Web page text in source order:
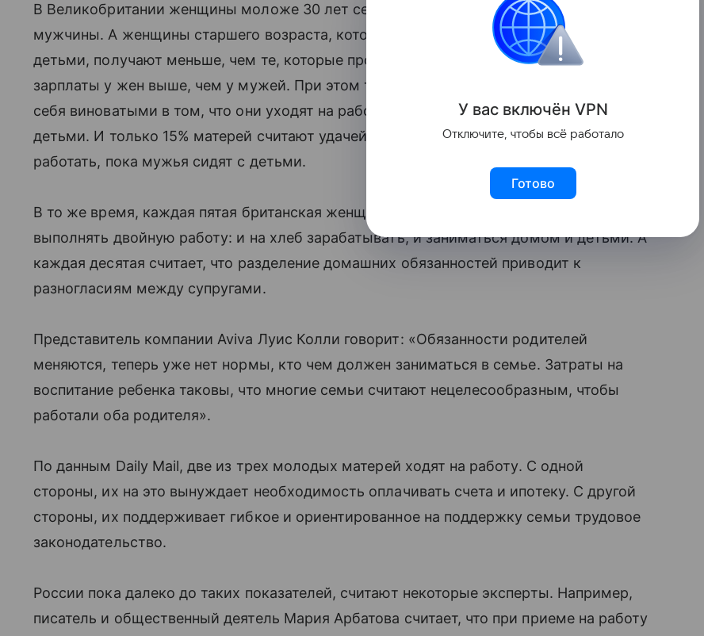
В Великобритании женщины моложе 30 лет сейчас могут заработать больше, чем
мужчины. А женщины старшего возраста, которые прерывали стаж, чтобы сидеть с
детьми, получают меньше, чем те, которые продолжали работать. Поэтому зачастую
зарплаты у жен выше, чем у мужей. При этом треть женщин-добытчиц чувствуют
себя виноватыми в том, что они уходят на работу вместо того, чтобы оставаться с
детьми. И только 15% матерей считают удачей то, что у них есть возможность
работать, пока мужья сидят с детьми.
В то же время, каждая пятая британская женщина жалуется, что ей приходится
выполнять двойную работу: и на хлеб зарабатывать, и заниматься домом и детьми. А
каждая десятая считает, что разделение домашних обязанностей приводит к
разногласиям между супругами.
Представитель компании Aviva Луис Колли говорит: «Обязанности родителей
меняются, теперь уже нет нормы, кто чем должен заниматься в семье. Затраты на
воспитание ребенка таковы, что многие семьи считают нецелесообразным, чтобы
работали оба родителя».
По данным Daily Mail, две из трех молодых матерей ходят на работу. С одной
стороны, их на это вынуждает необходимость оплачивать счета и ипотеку. С другой
стороны, их поддерживает гибкое и ориентированное на поддержку семьи трудовое
законодательство.
России пока далеко до таких показателей, считают некоторые эксперты. Например,
писатель и общественный деятель Мария Арбатова считает, что при приеме на работу
У вас включён VPN
Отключите, чтобы всё работало
Готово